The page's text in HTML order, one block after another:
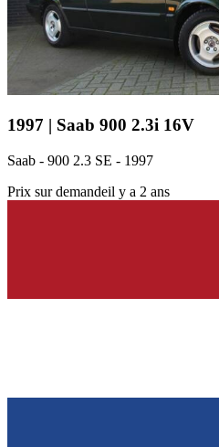
1997 | Saab 900 2.3i 16V
Saab - 900 2.3 SE - 1997
Prix sur demandeil y a 2 ans